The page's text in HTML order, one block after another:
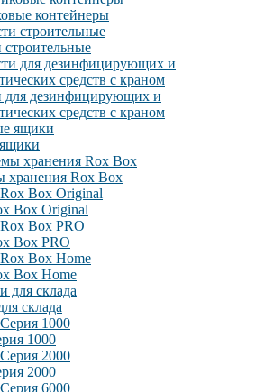
контейнеры
строительные
для дезинфицирующих и
средств с краном
хранения Rox Box
Box Original
Box PRO
Box Home
склада
1000
2000